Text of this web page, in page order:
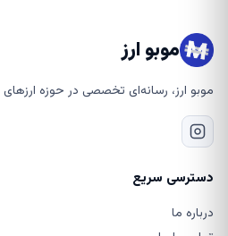
موبو ارز
موبو ارز، رسانه‌ای تخصصی در حوزه
دسترسی سریع
درباره ما